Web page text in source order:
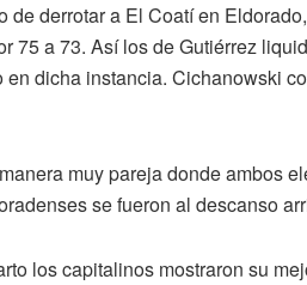
de derrotar a El Coatí en
75 a 73. Así los de Gutiérrez
en dicha instancia. Cichanowski
muy pareja donde ambos
se fueron al descanso
los capitalinos mostraron su